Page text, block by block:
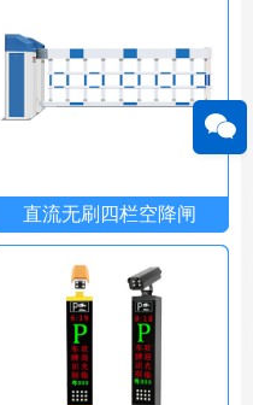
直流无刷四栏空降闸